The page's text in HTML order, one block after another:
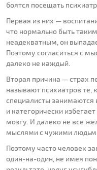
боятся посещать
Первая из них —
что нормально быть
неадекватным, он
Поэтому согласиться с
далеко не каждый.
Вторая причина — страх
называют психиатров те,
специалисты занимаются
и категорически
мозгу. И далеко не все
мыслями с чужими
Поэтому часто человек
один-на-один, не имея